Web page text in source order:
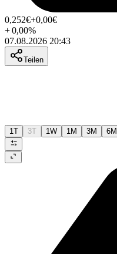
0,252€+0,00€
+0,00%
07.08.2026 20:43
Teilen
1T 3T 1W 1M 3M 6M